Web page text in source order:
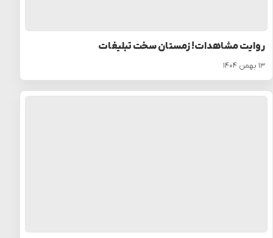
روایت مشاهدات! زمستان سخت تبلیغات
۱۳ بهمن ۱۴۰۴